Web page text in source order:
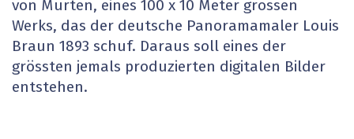
von Murten, eines 100 x 10 Meter grossen
Werks, das der deutsche Panoramamaler Louis
Braun 1893 schuf. Daraus soll eines der
grössten jemals produzierten digitalen Bilder
entstehen.